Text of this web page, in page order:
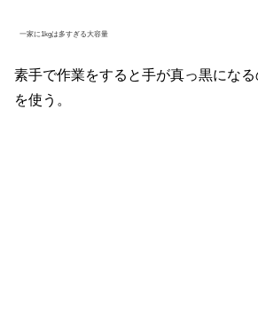
一家に1kgは多すぎる大容量
素手で作業をすると手が真っ黒にな
を使う。